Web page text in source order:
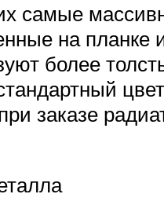
самые
на планке
более
заказе